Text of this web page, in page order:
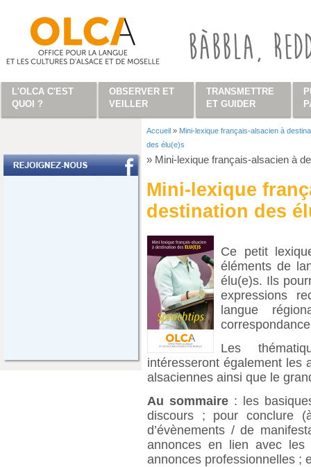
Vous êtes ici
Accueil » Mini-lexique français-alsacien à
des élu(e)s
» Mini-lexique français-alsacien à
Mini-lexique
destination des
Ce petit
éléments de
élu(e)s. Ils
expressions
langue
Les
intéresseront également les
alsaciennes ainsi que le
Au sommaire : les
discours ; pour conclure
d’évènements / de
annonces en lien avec
annonces professionnelles ;
L'OLCA C'EST
QUOI ?
OBSERVER ET
VEILLER
TRANSMETTRE
ET GUIDER